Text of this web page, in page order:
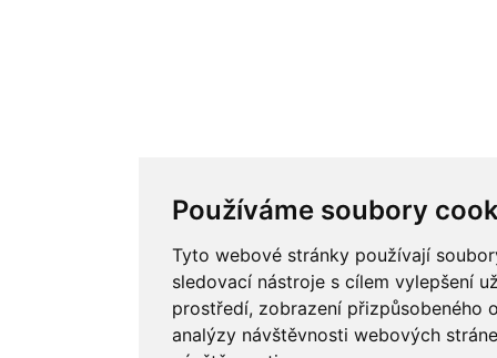
Používáme soubory
Tyto webové stránky používají
sledovací nástroje s cílem vylepšení
prostředí, zobrazení přizpůsobeného
analýzy návštěvnosti webových